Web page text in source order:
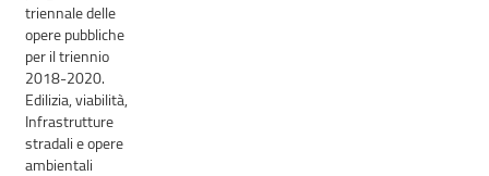
triennale delle
opere pubbliche
per il triennio
2018-2020.
Edilizia, viabilità,
Infrastrutture
stradali e opere
ambientali